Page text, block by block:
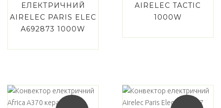
ЕЛЕКТРИЧНИЙ
AIRELEC PARIS ELEC
A692873 1000W
AIRELEC TACTIC
1000W